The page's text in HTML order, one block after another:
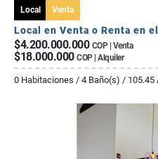
Local Venta
Local en Venta o Renta en
$4.200.000.000 COP | Venta
$18.000.000 COP | Alquiler
0 Habitaciones / 4 Baño(s) / 105.45